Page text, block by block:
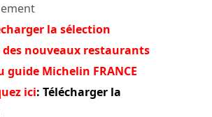
la sélection
nouveaux restaurants
guide Michelin FRANCE
ici: Télécharger la